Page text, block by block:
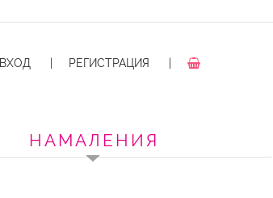
ВХОД РЕГИСТРАЦИЯ
НАМАЛЕНИЯ